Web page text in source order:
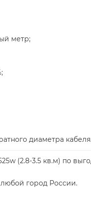
метр;
диаметра кабеля.
(2.8-3.5 кв.м) по
любой город России.